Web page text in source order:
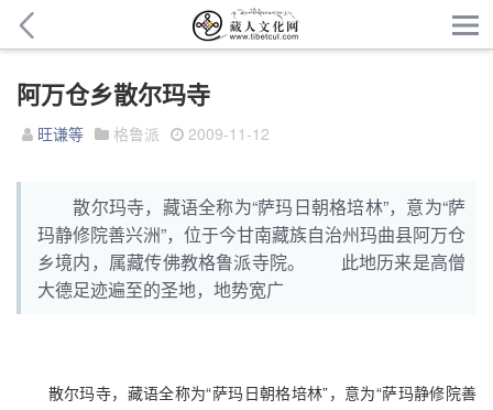
阿万仓乡散尔玛寺
旺谦等 格鲁派 2009-11-12
散尔玛寺，藏语全称为“萨玛日朝格培林”，意为“萨
玛静修院善兴洲”，位于今甘南藏族自治州玛曲县阿万仓
乡境内，属藏传佛教格鲁派寺院。 此地历来是高僧
大德足迹遍至的圣地，地势宽广
散尔玛寺，藏语全称为“萨玛日朝格培林”，意为“萨玛静修院善